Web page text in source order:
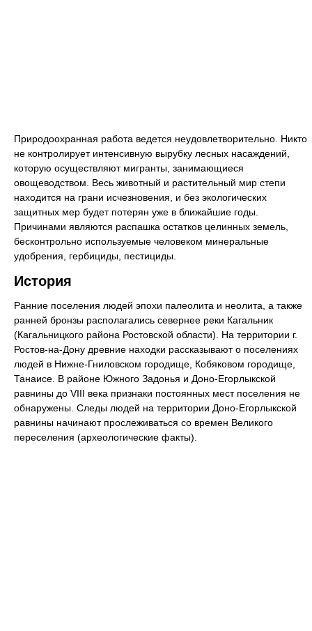
Природоохранная работа ведется неудовлетворительно. Никто
не контролирует интенсивную вырубку лесных насаждений,
которую осуществляют мигранты, занимающиеся
овощеводством. Весь животный и растительный мир степи
находится на грани исчезновения, и без экологических
защитных мер будет потерян уже в ближайшие годы.
Причинами являются распашка остатков целинных земель,
бесконтрольно используемые человеком минеральные
удобрения, гербициды, пестициды.
История
Ранние поселения людей эпохи палеолита и неолита, а также
ранней бронзы располагались севернее реки Кагальник
(Кагальницкого района Ростовской области). На территории г.
Ростов-на-Дону древние находки рассказывают о поселениях
людей в Нижне-Гниловском городище, Кобяковом городище,
Танаисе. В районе Южного Задонья и Доно-Егорлыкской
равнины до VIII века признаки постоянных мест поселения не
обнаружены. Следы людей на территории Доно-Егорлыкской
равнины начинают прослеживаться со времен Великого
переселения (археологические факты).